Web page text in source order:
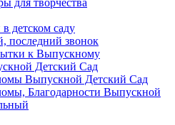
для творчества
детском саду
последний звонок
к Выпускному
Детский Сад
Выпускной Детский Сад
Благодарности Выпускной